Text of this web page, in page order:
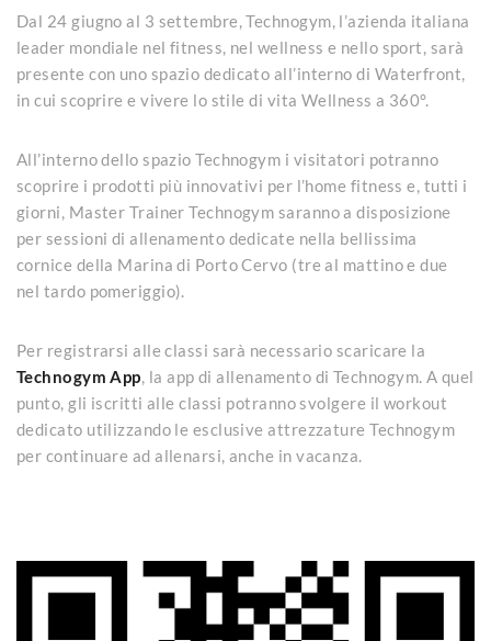
Dal 24 giugno al 3 settembre, Technogym, l’azienda italiana
leader mondiale nel fitness, nel wellness e nello sport, sarà
presente con uno spazio dedicato all’interno di Waterfront,
in cui scoprire e vivere lo stile di vita Wellness a 360°.
All’interno dello spazio Technogym i visitatori potranno
scoprire i prodotti più innovativi per l’home fitness e, tutti i
giorni, Master Trainer Technogym saranno a disposizione
per sessioni di allenamento dedicate nella bellissima
cornice della Marina di Porto Cervo (tre al mattino e due
nel tardo pomeriggio).
Per registrarsi alle classi sarà necessario scaricare la
Technogym App , la app di allenamento di Technogym. A quel
punto, gli iscritti alle classi potranno svolgere il workout
dedicato utilizzando le esclusive attrezzature Technogym
per continuare ad allenarsi, anche in vacanza.